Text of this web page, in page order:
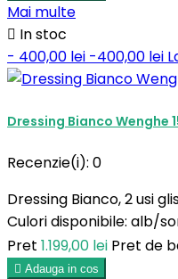
Mai multe
 In stoc
- 400,00 lei -400,00 lei
Dressing Bianco Wenghe
Recenzie(i): 0
Dressing Bianco, 2 usi
Culori disponibile: alb/
Pret 1.199,00 lei Pret de
 Adauga in cos